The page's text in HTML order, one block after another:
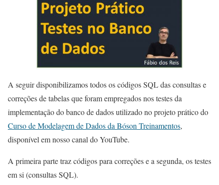
A seguir disponibilizamos todos os códigos SQL das consultas e
correções de tabelas que foram empregados nos testes da
implementação do banco de dados utilizado no projeto prático do
Curso de Modelagem de Dados da Bóson Treinamentos,
disponível em nosso canal do YouTube.
A primeira parte traz códigos para correções e a segunda, os testes
em si (consultas SQL).